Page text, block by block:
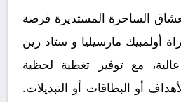
الساحرة المستديرة فرصة
أولمبيك مارسيليا و ستاد رين
مع توفير تغطية لحظية
أو البطاقات أو التبديلات.